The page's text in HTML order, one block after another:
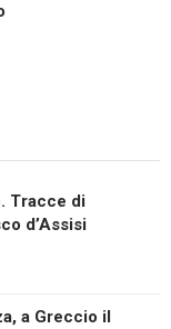
Tracce di
d’Assisi
a Greccio il